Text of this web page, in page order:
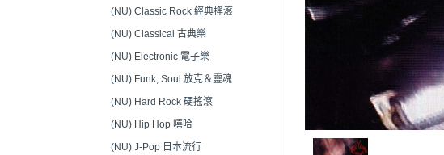
腳架/墊材 (Speaker Stand/Pad)
音響接頭/零件 (Audio
Connectors)
(NU) Classic Rock 經典搖滾
(NU) Classical 古典樂
(NU) Electronic 電子樂
(NU) Funk, Soul 放克＆靈魂
(NU) Hard Rock 硬搖滾
(NU) Hip Hop 嘻哈
(NU) J-Pop 日本流行